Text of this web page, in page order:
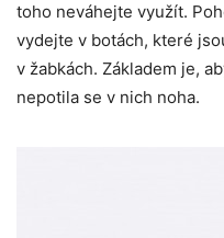
toho neváhejte využít.
vydejte v botách, které
v žabkách. Základem je,
nepotila se v nich noha.